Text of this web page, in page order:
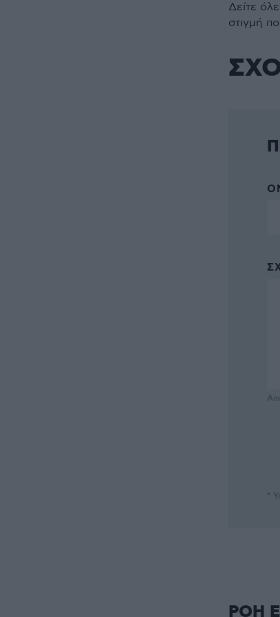
Δείτε
στιγμή
*
ΡΟΗ